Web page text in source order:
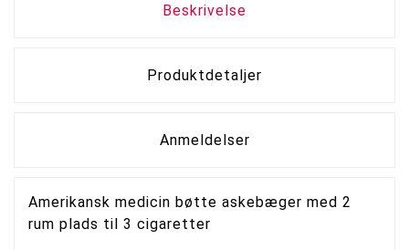
Beskrivelse
Produktdetaljer
Anmeldelser
Amerikansk medicin bøtte askebæger med 2
rum plads til 3 cigaretter